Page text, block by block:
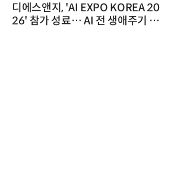
디에스앤지, 'AI EXPO KOREA 20
26' 참가 성료… AI 전 생애주기 아